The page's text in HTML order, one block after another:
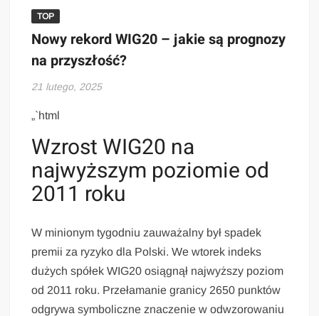
TOP
Nowy rekord WIG20 – jakie są prognozy
na przyszłość?
21 lutego, 2025
„`html
Wzrost WIG20 na
najwyższym poziomie od
2011 roku
W minionym tygodniu zauważalny był spadek
premii za ryzyko dla Polski. We wtorek indeks
dużych spółek WIG20 osiągnął najwyższy poziom
od 2011 roku. Przełamanie granicy 2650 punktów
odgrywa symboliczne znaczenie w odwzorowaniu